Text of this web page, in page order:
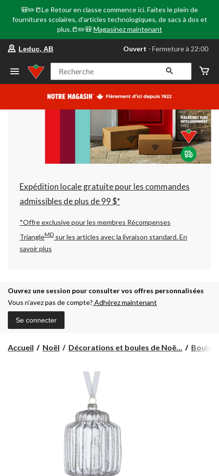
🎒✏️📒Le Retour en classe commence ici. Faites le plein de
fournitures scolaires, d'articles technologiques, de sacs à dos et
plus.📒✏️🎒 Magasinez maintenant
votre
préféré
Leduc,
AB,
courament
Fermeture
à
22:00
cliquer
pour
changer
Leduc, AB Ouvert ⋅ Fermeture à 22:00
Recherche
Expédition locale gratuite pour les commandes
admissibles de plus de 99 $*
*Offre exclusive pour les membres Récompenses
TriangleMD sur les articles avec la livraison standard.En
savoir plus
Ouvrez une session pour consulter vos offres personnalisées
Vous n’avez pas de compte? Adhérez maintenant
Se connecter
Accueil Noël Décorations et boules de Noë... Boules